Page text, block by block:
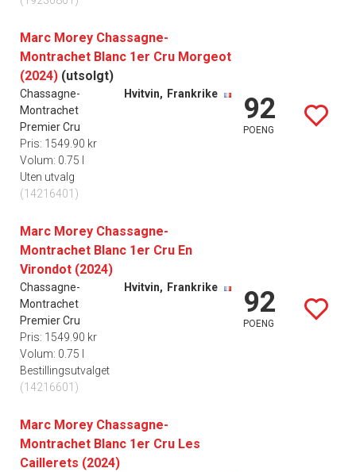
Marc Morey Chassagne-
Montrachet Blanc 1er Cru Morgeot
(2024) (utsolgt)
Chassagne-
Montrachet
Premier Cru
Hvitvin, Frankrike
Pris: 1549.90 kr
Volum: 0.75 l
Uten utvalg
(14216401)
92
POENG
Marc Morey Chassagne-
Montrachet Blanc 1er Cru En
Virondot (2024)
Chassagne-
Montrachet
Premier Cru
Hvitvin, Frankrike
Pris: 1549.90 kr
Volum: 0.75 l
Bestillingsutvalget
(14216601)
92
POENG
Marc Morey Chassagne-
Montrachet Blanc 1er Cru Les
Caillerets (2024)